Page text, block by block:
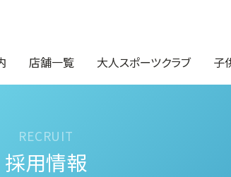
店舗一覧 大人スポーツクラブ 子
採用情報